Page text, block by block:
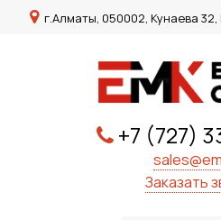
г.Алматы, 050002, Кунаева
+7 (727)
Заказать